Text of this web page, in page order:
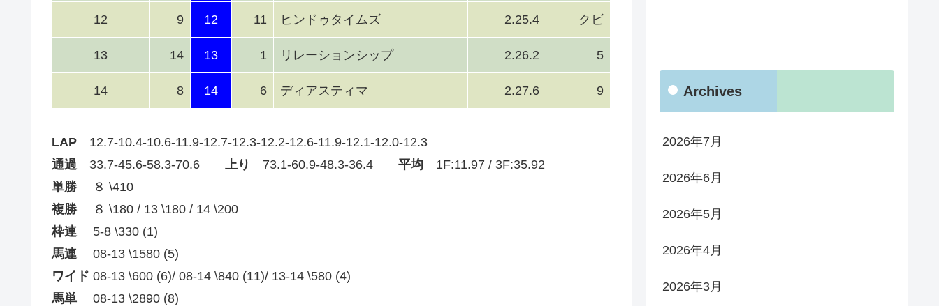
12 9 12 11 ヒンドゥタイムズ 2.25.4 クビ
13 14 13 1 リレーションシップ 2.26.2 5
14 8 14 6 ディアスティマ 2.27.6 9
LAP 12.7-10.4-10.6-11.9-12.7-12.3-12.2-12.6-11.9-12.1-12.0-12.3
通過 33.7-45.6-58.3-70.6 上り 73.1-60.9-48.3-36.4 平均 1F:11.97 / 3F:35.92
単勝
８ \410
複勝
８ \180 / 13 \180 / 14 \200
枠連
5-8 \330 (1)
馬連
08-13 \1580 (5)
ワイド 08-13 \600 (6)/ 08-14 \840 (11)/ 13-14 \580 (4)
馬単
08-13 \2890 (8)
Archives
2026年7月
2026年6月
2026年5月
2026年4月
2026年3月